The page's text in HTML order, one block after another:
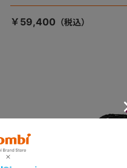
「マジカルフォールディング」搭載
￥59,400